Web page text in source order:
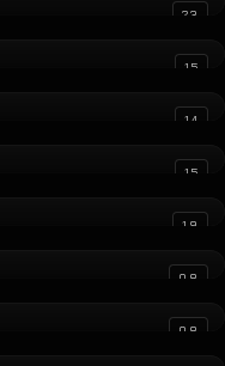
23
15
14
15
19
08
08